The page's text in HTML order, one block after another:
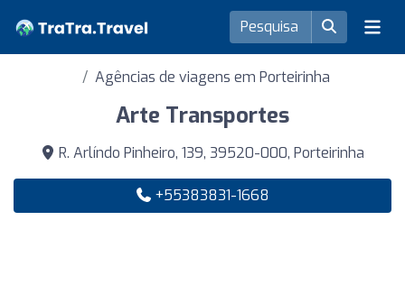
Agências de viagens em Porteirinha
Arte Transportes
R. Arlíndo Pinheiro, 139, 39520-000, Porteirinha
+55383831-1668